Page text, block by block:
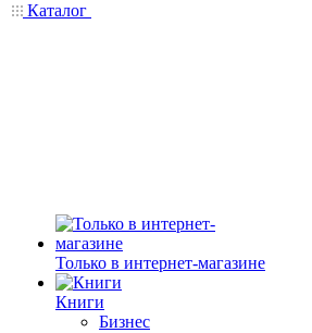
Каталог
Только в интернет-магазине
Книги
Бизнес